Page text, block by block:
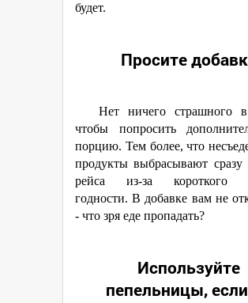
будет.
Просите
Нет ничего страшного
чтобы попросить
порцию. Тем более, что
продукты выбрасывают сразу
рейса из-за короткого
годности. В добавке вам не
- что зря еде пропадать?
Используйте
пепельницы, если